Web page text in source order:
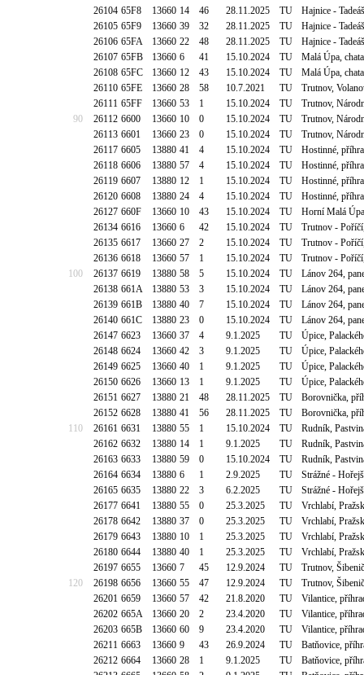
26104 65F8 13660 14 46 28.11.2025 TU
Hajnice -
26105 65F9 13660 39 32 28.11.2025 TU
Hajnice -
26106 65FA 13660 22 48 28.11.2025 TU
Hajnice -
26107 65FB 13660 6 41 15.10.2024 TU
Malá Úpa,
26108 65FC 13660 12 43 15.10.2024 TU
Malá Úpa,
26110 65FE 13660 28 58 10.7.2021 TU
Trutnov,
26111 65FF 13660 53 1 15.10.2024 TU
Trutnov,
90
26112 6600 13660 10 0 15.10.2024 TU
Trutnov,
26113 6601 13660 23 0 15.10.2024 TU
Trutnov,
26117 6605 13880 41 4 15.10.2024 TU
Hostinné,
26118 6606 13880 57 4 15.10.2024 TU
Hostinné,
26119 6607 13880 12 1 15.10.2024 TU
Hostinné,
26120 6608 13880 24 4 15.10.2024 TU
Hostinné,
26127 660F 13660 10 43 15.10.2024 TU
Horní Malá
26134 6616 13660 6 42 15.10.2024 TU
Trutnov -
26135 6617 13660 27 2 15.10.2024 TU
Trutnov -
26136 6618 13660 57 1 15.10.2024 TU
Trutnov -
100
26137 6619 13880 58 5 15.10.2024 TU
Lánov 264,
26138 661A 13880 53 3 15.10.2024 TU
Lánov 264,
26139 661B 13880 40 7 15.10.2024 TU
Lánov 264,
26140 661C 13880 23 0 15.10.2024 TU
Lánov 264,
26147 6623 13660 37 4 9.1.2025 TU
Úpice,
26148 6624 13660 42 3 9.1.2025 TU
Úpice,
26149 6625 13660 40 1 9.1.2025 TU
Úpice,
26150 6626 13660 13 1 9.1.2025 TU
Úpice,
26151 6627 13880 21 48 28.11.2025 TU
Borovnička,
26152 6628 13880 41 56 28.11.2025 TU
Borovnička,
110
26161 6631 13880 55 1 15.10.2024 TU
Rudník,
26162 6632 13880 14 1 9.1.2025 TU
Rudník,
26163 6633 13880 59 0 15.10.2024 TU
Rudník,
26164 6634 13880 6 1 2.9.2025 TU
Strážné -
26165 6635 13880 22 3 6.2.2025 TU
Strážné -
26177 6641 13880 55 0 25.3.2025 TU
Vrchlabí,
26178 6642 13880 37 0 25.3.2025 TU
Vrchlabí,
26179 6643 13880 10 1 25.3.2025 TU
Vrchlabí,
26180 6644 13880 40 1 25.3.2025 TU
Vrchlabí,
26197 6655 13660 7 45 12.9.2024 TU
Trutnov,
120
26198 6656 13660 55 47 12.9.2024 TU
Trutnov,
26201 6659 13660 57 42 21.8.2020 TU
Vilantice,
26202 665A 13660 20 2 23.4.2020 TU
Vilantice,
26203 665B 13660 60 9 23.4.2020 TU
Vilantice,
26211 6663 13660 9 43 26.9.2024 TU
Batňovice,
26212 6664 13660 28 1 9.1.2025 TU
Batňovice,